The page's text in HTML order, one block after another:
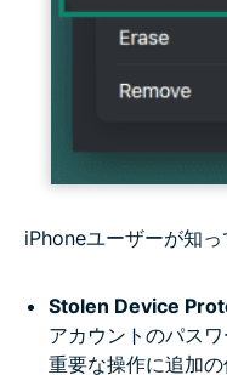
iPhoneユーザーが知っ
Stolen Device
アカウントのパス
重要な操作に追加